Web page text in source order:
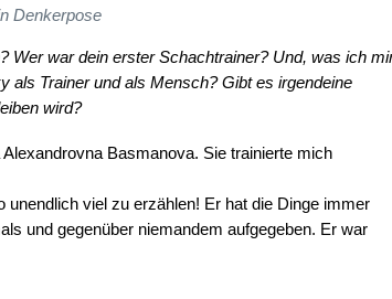
Denkerpose
Wer war dein erster Schachtrainer? Und, was ich
als Trainer und als Mensch? Gibt es irgendeine
wird?
Basmanova. Sie trainierte mich
viel zu erzählen! Er hat die Dinge immer
und gegenüber niemandem aufgegeben. Er war